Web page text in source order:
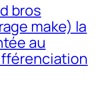
bros
make) la
au